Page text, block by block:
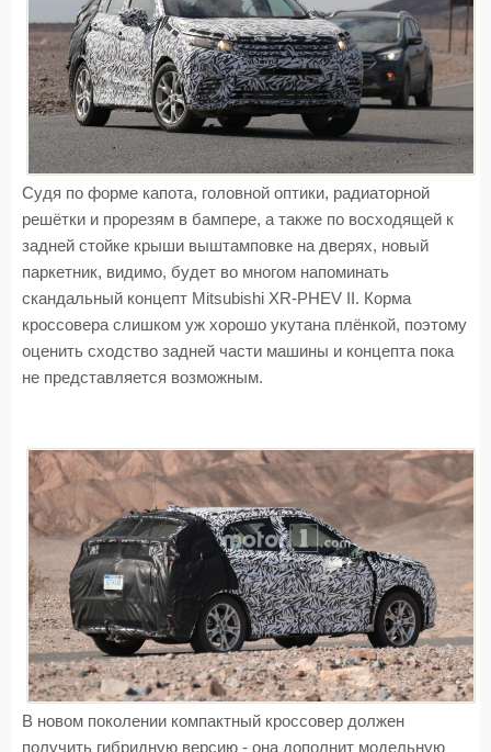
Судя по форме капота, головной оптики, радиаторной
решётки и прорезям в бампере, а также по восходящей к
задней стойке крыши выштамповке на дверях, новый
паркетник, видимо, будет во многом напоминать
скандальный концепт Mitsubishi XR-PHEV II. Корма
кроссовера слишком уж хорошо укутана плёнкой, поэтому
оценить сходство задней части машины и концепта пока
не представляется возможным.
В новом поколении компактный кроссовер должен
получить гибридную версию - она дополнит модельную